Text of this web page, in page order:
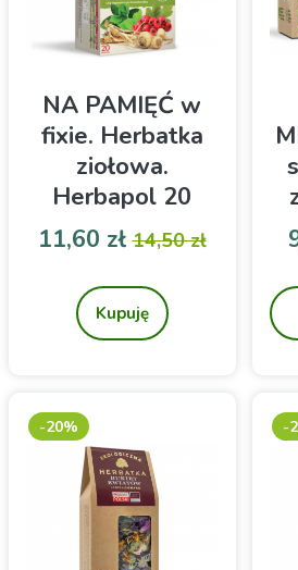
NA PAMIĘĆ w
fixie. Herbatka
ziołowa.
Herbapol 20
torebek
wsparcie pamięci
Cena
11,60 złCena
14,50 zł
Kupuję
-20% -